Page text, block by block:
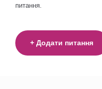
питання.
+ Додати питання